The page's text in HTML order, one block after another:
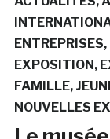
ENTREPRISES
EXPOSITION
FAMILLE
NOUVELLES